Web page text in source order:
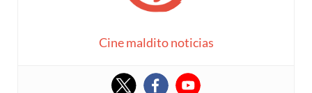
Cine maldito noticias